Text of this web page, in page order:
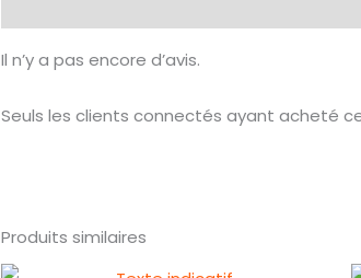
Il n’y a pas encore d’avis.
Seuls les clients connectés ayant acheté
Produits similaires